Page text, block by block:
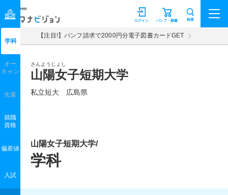
マナビジョン パンフ・願書
ログイン 検索
【注目!】パンフ請求で2000円分電子図書カードGET
さんようじょし
山陽女子短期大学
私立短大 広島県
学科
オー
キャン
先輩
就職
資格
偏差値
入試
山陽女子短期大学/
学科